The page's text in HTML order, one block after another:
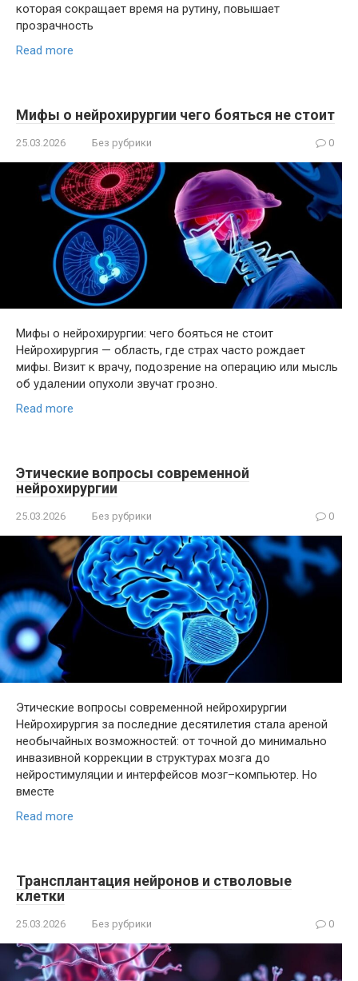
которая сокращает время на рутину, повышает
прозрачность
Read more
Мифы о нейрохирургии чего бояться не стоит
25.03.2026 Без рубрики 0
Мифы о нейрохирургии: чего бояться не стоит
Нейрохирургия — область, где страх часто рождает
мифы. Визит к врачу, подозрение на операцию или мысль
об удалении опухоли звучат грозно.
Read more
Этические вопросы современной
нейрохирургии
25.03.2026 Без рубрики 0
Этические вопросы современной нейрохирургии
Нейрохирургия за последние десятилетия стала ареной
необычайных возможностей: от точной до минимально
инвазивной коррекции в структурах мозга до
нейростимуляции и интерфейсов мозг–компьютер. Но
вместе
Read more
Трансплантация нейронов и стволовые
клетки
25.03.2026 Без рубрики 0